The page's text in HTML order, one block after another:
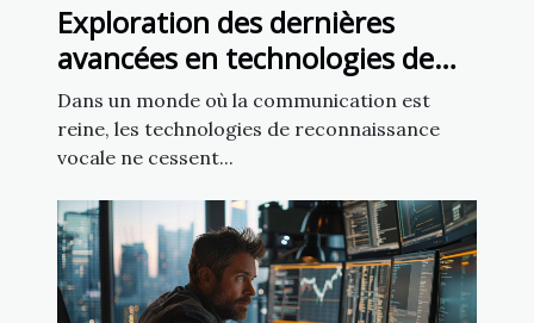
Exploration des dernières
avancées en technologies de
reconnaissance vocale
Dans un monde où la communication est
reine, les technologies de reconnaissance
vocale ne cessent...